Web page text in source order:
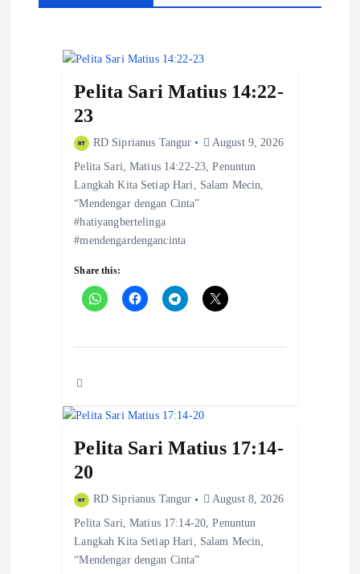
v
Pelita Sari Matius 14:22-
23
RD Siprianus Tangur August 9, 2026
Pelita Sari, Matius 14:22-23, Penuntun
Langkah Kita Setiap Hari, Salam Mecin,
“Mendengar dengan Cinta”
#hatiyangbertelinga
#mendengardengancinta
Share this:
Pelita Sari Matius 17:14-
20
RD Siprianus Tangur August 8, 2026
Pelita Sari, Matius 17:14-20, Penuntun
Langkah Kita Setiap Hari, Salam Mecin,
“Mendengar dengan Cinta”